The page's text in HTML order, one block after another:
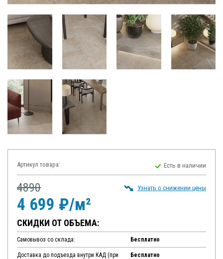
Артикул товара: Есть в наличии
4890
4 699 ₽/м²
Узнать о снижении цены
СКИДКИ ОТ ОБЪЕМА:
Самовывоз со склада: Бесплатно
Доставка до подъезда внутри КАД (при
Бесплатно